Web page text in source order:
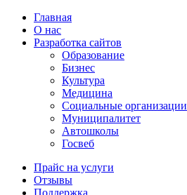
Главная
О нас
Разработка сайтов
Образование
Бизнес
Культура
Медицина
Социальные организации
Муниципалитет
Автошколы
Госвеб
Прайс на услуги
Отзывы
Поддержка